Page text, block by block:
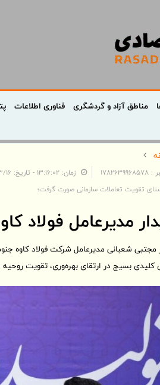
مناطق آزاد و گردشگری فناوری اطلاعات
زمان: ۱۳:۱۶:۰۲ - تاریخ: ۱۴۰۵/۰۳/۱۶
تقویت تعاملات سازمانی صورت گرفت؛
مدیرعامل فولاد
مجتبی شعبانی مدیرعامل شرکت فولاد کاوه
بسیج در ارتقای بهره‌وری، تقویت